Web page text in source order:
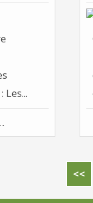
Les...
<<